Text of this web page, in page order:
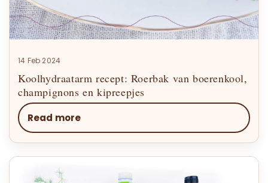
14 Feb 2024
Koolhydraatarm recept: Roerbak van boerenkool,
champignons en kipreepjes
Read more